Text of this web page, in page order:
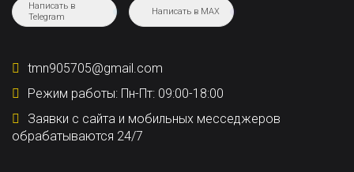
Написать в
Telegram
Написать в MAX
tmn905705@gmail.com
Режим работы: Пн-Пт: 09:00-18:00
Заявки с сайта и мобильных месседжеров
обрабатываются 24/7